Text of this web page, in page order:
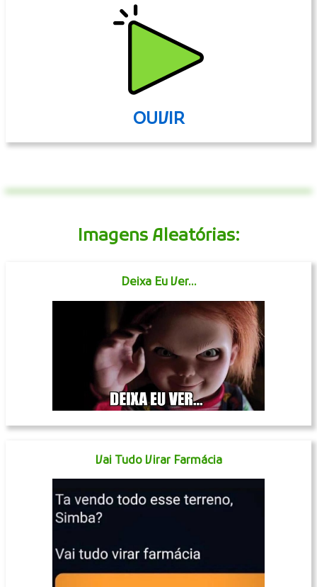
OUVIR
Imagens Aleatórias:
Deixa Eu Ver...
Vai Tudo Virar Farmácia